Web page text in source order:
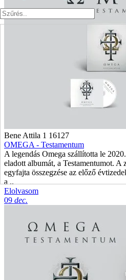
Bene Attila 1 16127
OMEGA - Testamentum
A legendás Omega szállította le
eladott albumát, a Testamentumot. A
egyfajta összegzése az előző
a ..
Elolvasom
09 dec.